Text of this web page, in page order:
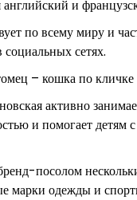
и
по всему миру и
сетях.
– кошка по
активно
и помогает детям
посолом
марки одежды и